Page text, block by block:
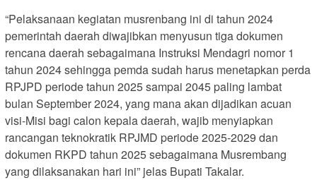
“Pelaksanaan kegiatan musrenbang ini di tahun 2024
pemerintah daerah diwajibkan menyusun tiga dokumen
rencana daerah sebagaimana Instruksi Mendagri nomor 1
tahun 2024 sehingga pemda sudah harus menetapkan perda
RPJPD periode tahun 2025 sampai 2045 paling lambat
bulan September 2024, yang mana akan dijadikan acuan
visi-Misi bagi calon kepala daerah, wajib menyiapkan
rancangan teknokratik RPJMD periode 2025-2029 dan
dokumen RKPD tahun 2025 sebagaimana Musrembang
yang dilaksanakan hari ini” jelas Bupati Takalar.